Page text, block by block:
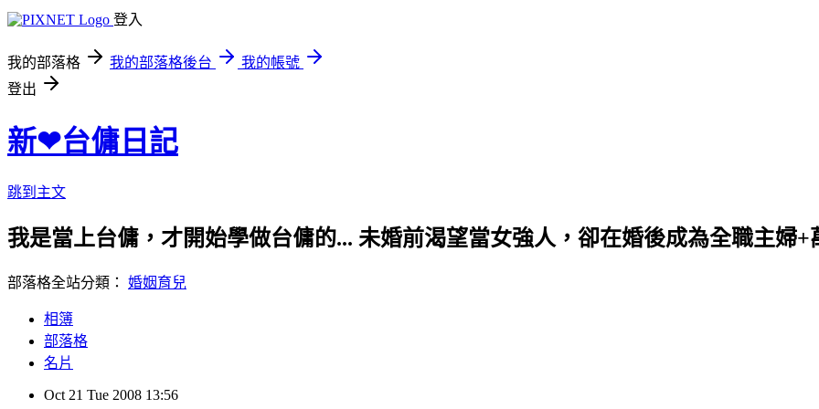
登入
我的部落格 我的部落格後台
我的帳號
登出
新❤台傭日記
跳到主文
我是當上台傭，才開始學做台傭的... 未婚前渴望當女強人，卻在婚後成為全職主婦+
部落格全站分類： 婚姻育兒
相簿
部落格
名片
Oct 21 Tue 2008 13:56